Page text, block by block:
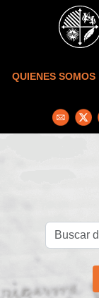
Skip to main content
QUIENES SOMOS